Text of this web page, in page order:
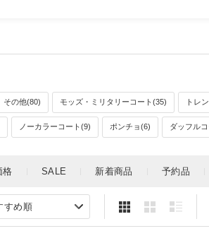
その他(80) モッズ・ミリタリーコート(35) トレ
ノーカラーコート(9) ポンチョ(6) ダッフル